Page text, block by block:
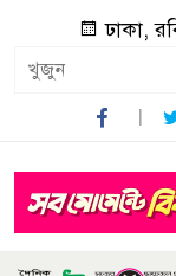
ঢাকা,